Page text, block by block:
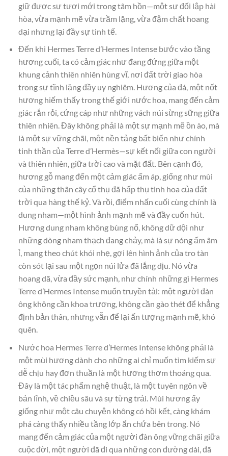
giữ được sự tươi mới trong tâm hồn—một sự đối lập hài
hòa, vừa mạnh mẽ vừa trầm lặng, vừa đậm chất hoang
dại nhưng lại đầy sự tinh tế.
Đến khi Hermes Terre d’Hermes Intense bước vào tầng
hương cuối, ta có cảm giác như đang đứng giữa một
khung cảnh thiên nhiên hùng vĩ, nơi đất trời giao hòa
trong sự tĩnh lặng đầy uy nghiêm. Hương của đá, một nốt
hương hiếm thấy trong thế giới nước hoa, mang đến cảm
giác rắn rỏi, cứng cáp như những vách núi sừng sững giữa
thiên nhiên. Đây không phải là một sự mạnh mẽ ồn ào, mà
là một sự vững chãi, một nền tảng bất biến như chính
tinh thần của Terre d’Hermès—sự kết nối giữa con người
và thiên nhiên, giữa trời cao và mặt đất. Bên cạnh đó,
hương gỗ mang đến một cảm giác ấm áp, giống như mùi
của những thân cây cổ thụ đã hấp thụ tinh hoa của đất
trời qua hàng thế kỷ. Và rồi, điểm nhấn cuối cùng chính là
dung nham—một hình ảnh mạnh mẽ và đầy cuốn hút.
Hương dung nham không bùng nổ, không dữ dội như
những dòng nham thạch đang chảy, mà là sự nóng ấm âm
ỉ, mang theo chút khói nhẹ, gợi lên hình ảnh của tro tàn
còn sót lại sau một ngọn núi lửa đã lắng dịu. Nó vừa
hoang dã, vừa đầy sức mạnh, như chính những gì Hermes
Terre d’Hermes Intense muốn truyền tải: một người đàn
ông không cần khoa trương, không cần gào thét để khẳng
định bản thân, nhưng vẫn để lại ấn tượng mạnh mẽ, khó
quên.
Nước hoa Hermes Terre d’Hermes Intense không phải là
một mùi hương dành cho những ai chỉ muốn tìm kiếm sự
dễ chịu hay đơn thuần là một hương thơm thoáng qua.
Đây là một tác phẩm nghệ thuật, là một tuyên ngôn về
bản lĩnh, về chiều sâu và sự từng trải. Mùi hương ấy
giống như một câu chuyện không có hồi kết, càng khám
phá càng thấy nhiều tầng lớp ẩn chứa bên trong. Nó
mang đến cảm giác của một người đàn ông vững chãi giữa
cuộc đời, một người đã đi qua những con đường dài, đã